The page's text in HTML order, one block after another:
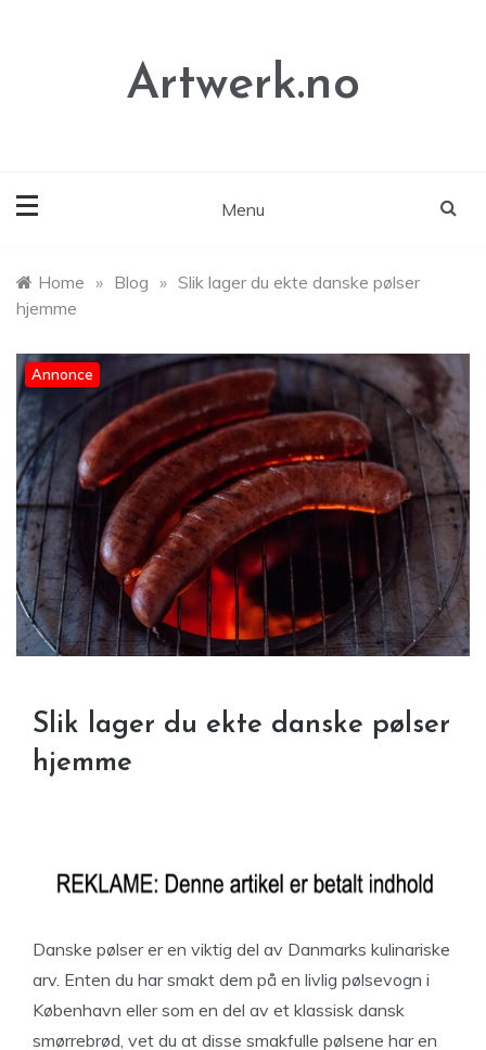
Artwerk.no
Menu
Home » Blog » Slik lager du ekte danske pølser
hjemme
Annonce
Slik lager du ekte danske pølser
hjemme
Danske pølser er en viktig del av Danmarks kulinariske
arv. Enten du har smakt dem på en livlig pølsevogn i
København eller som en del av et klassisk dansk
smørrebrød, vet du at disse smakfulle pølsene har en